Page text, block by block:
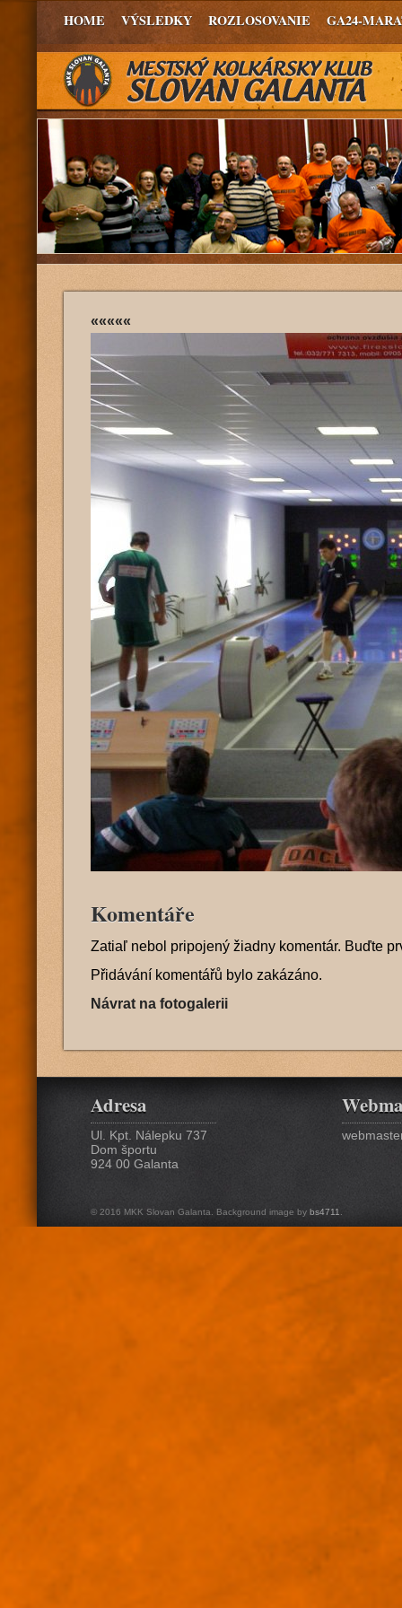
HOME VÝSLEDKY ROZLOSOVANIE GA24-
«««««
Komentáře
Zatiaľ nebol pripojený žiadny komentár. Buďte
Přidávání komentářů bylo zakázáno.
Návrat na fotogalerii
Adresa
Ul. Kpt. Nálepku 737
Dom športu
924 00 Galanta
© 2016 MKK Slovan Galanta. Background image by bs4711